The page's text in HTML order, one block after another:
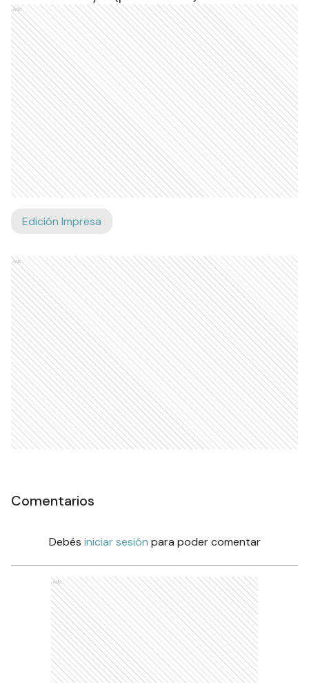
Ads
Edición Impresa
Ads
Comentarios
Debés iniciar sesión para poder comentar
Ads